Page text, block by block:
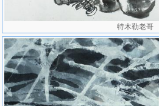
特木勒老哥